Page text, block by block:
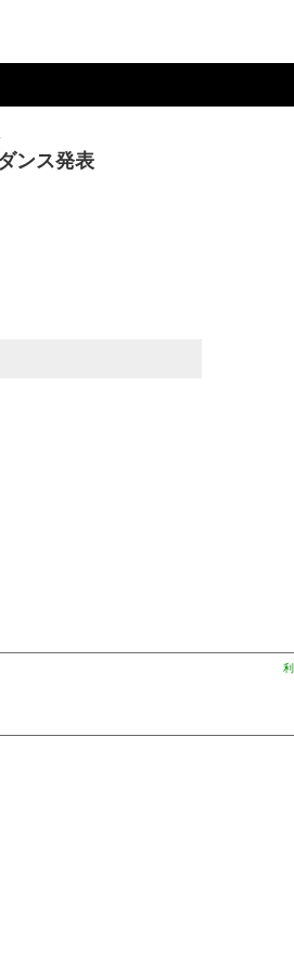
新着情報 | 狛
ンス発表